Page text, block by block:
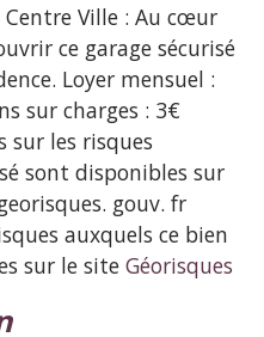
Centre Ville : Au cœur
ce garage sécurisé
Loyer mensuel :
sur charges : 3€
les risques
sont disponibles sur
gouv. fr
auxquels ce bien
sur le site Géorisques